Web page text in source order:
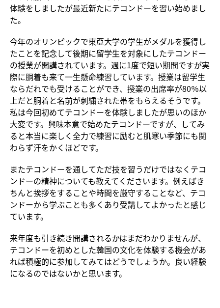
体験をしましたが最近新たにテコンドーを習い始めまし
た。
今年のオリンピックで東亞大学の学生がメダルを獲得し
たことを記念して後期に留学生を対象にしたテコンドー
の授業が開講されています。週に1度で短い期間ですが実
際に胴着も来て一生懸命練習しています。授業は留学生
ならだれでも受けることができ、授業の出席率が80％以
上だと胴着と名前が刺繍された帯をもらえるそうです。
私は今回初めてテコンドーを体験しましたが思いのほか
大変です。興味本意で始めたテコンドーですが、してみ
ると本当に楽しく全力で練習に励むと肌寒い季節にも関
わらず汗をかくほどです。
またテコンドーを通してただ技を習うだけではなくテコ
ンドーの精神についても教えてくださいます。例えばき
ちんと挨拶をすることや時間を厳守することなど、テコ
ンドーから学ぶことも多くあり受講してよかったと感じ
ています。
来年度も引き続き開講されるかはまだわかりませんが、
テコンドーを初めとした韓国の文化を体験する機会があ
れば積極的に参加してみてはどうでしょうか。良い経験
になるのではないかと思います。